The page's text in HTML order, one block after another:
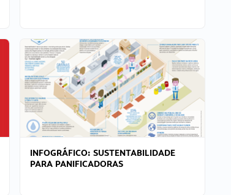
INFOGRÁFICO: SUSTENTABILIDADE
PARA PANIFICADORAS